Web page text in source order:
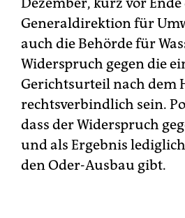
Generaldirektion für
auch die Behörde für
Widerspruch gegen die
Gerichtsurteil nach dem
rechtsverbindlich sein.
dass der Widerspruch
und als Ergebnis
den Oder-Ausbau gibt.